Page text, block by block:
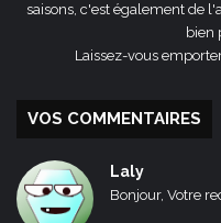
saisons, c'est également de
bien
Laissez-vous
VOS COMMENTAIRES
Laly
Bonjour, Votre